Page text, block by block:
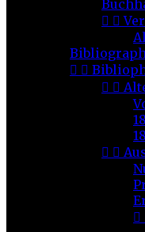
 
 
 
 
